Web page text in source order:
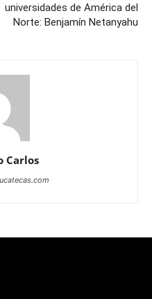
universidades de América del
Norte: Benjamín Netanyahu
Carlos